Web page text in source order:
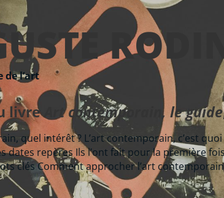
de l’art
livre Art contemporain, le guide
quel intérêt ? L’art contemporain, c’est quoi
dates repères Ils l’ont fait pour la première
clés Comment approcher l’art